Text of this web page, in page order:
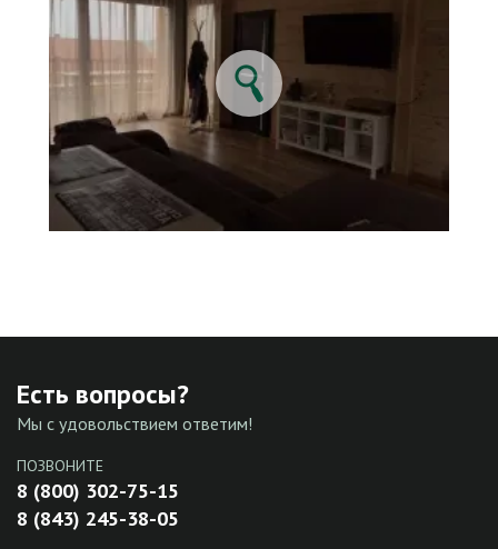
Есть вопросы?
Мы с удовольствием ответим!
ПОЗВОНИТЕ
8 (800) 302-75-15
8 (843) 245-38-05